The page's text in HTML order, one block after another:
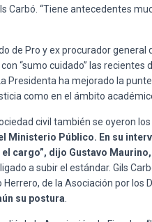
Carbó. “Tiene antecedentes
de Pro y ex procurador general
“sumo cuidado” las
Presidenta ha mejorado la
como en el ámbito
civil también se oyeron
Ministerio Público. En su
cargo”, dijo Gustavo
a subir el estándar. Gils
de la Asociación por los
su postura